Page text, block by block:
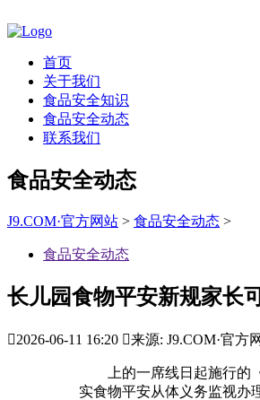
首页
关于我们
食品安全知识
食品安全动态
联系我们
食品安全动态
J9.COM·官方网站 > 食品安全动态 >
食品安全动态
长儿园食物平安新规家长
2026-06-11 16:20 来源: J9.COM·官方
上的一席线日起施行的
实食物平安从体义务监视办